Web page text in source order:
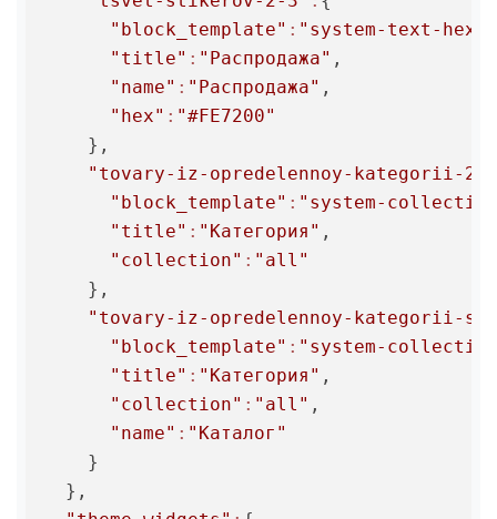
"block_template" : "system-text-hex-
"title" : "Распродажа" ,
"name" : "Распродажа" ,
"hex" : "#FE7200"
    },
"tovary-iz-opredelennoy-kategorii-2-
"block_template" : "system-
"title" : "Категория" ,
"collection" : "all"
    },
"tovary-iz-opredelennoy-kategorii-s-
"block_template" : "system-
"title" : "Категория" ,
"collection" : "all" ,
"name" : "Каталог"
    }
  },